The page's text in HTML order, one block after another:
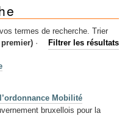
termes de recherche.
Filtrer les résultats
Trier
·
Mobilité
bruxellois pour la